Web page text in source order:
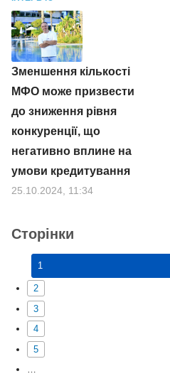
Зменшення кількості
МФО може призвести
до зниження рівня
конкуренції, що
негативно вплине на
умови кредитування
25.10.2024, 11:34
Сторінки
1
2
3
4
5
…